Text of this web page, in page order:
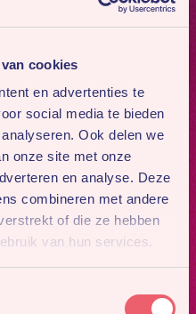
cookies
en advertenties te
social media te bieden
Ook delen we
onze site met onze
en analyse. Deze
combineren met andere
of die ze hebben
van hun services.
bereik binnen de
participatie van
maatschappij en
die hierop gericht
een halt toeroepen aan
door middel van
onderzoek en
van de
Nederland is namelijk te